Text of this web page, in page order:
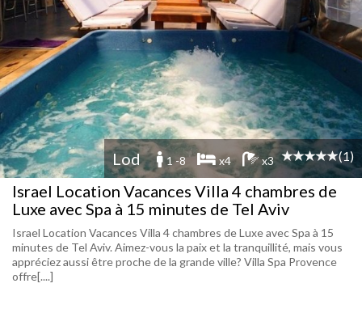
Lod 1 -8 x4 x3 (1)
Israel Location Vacances Villa 4 chambres de
Luxe avec Spa à 15 minutes de Tel Aviv
Israel Location Vacances Villa 4 chambres de Luxe avec Spa à 15
minutes de Tel Aviv. Aimez-vous la paix et la tranquillité, mais vous
appréciez aussi être proche de la grande ville? Villa Spa Provence
offre[....]